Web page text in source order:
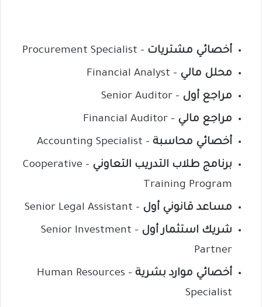
أخصائي مشتريات – Procurement Specialist
محلل مالي – Financial Analyst
مراجع أول – Senior Auditor
مراجع مالي – Financial Auditor
أخصائي محاسبة – Accounting Specialist
برنامج طلاب التدريب التعاوني
– Cooperative
Training Program
مساعد قانوني أول – Senior Legal Assistant
شريك استثمار أول
– Senior Investment
Partner
أخصائي موارد بشرية
– Human Resources
Specialist